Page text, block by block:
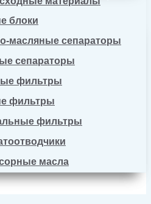
блоки
масляные сепараторы
сепараторы
фильтры
фильтры
фильтры
масла